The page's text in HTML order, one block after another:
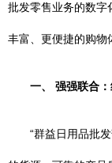
批发零售业务的数字
丰富、更便捷的购物
一、 强强联合
“群益日用品批